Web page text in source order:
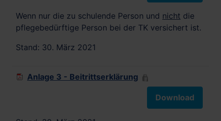
Wenn nur die zu schulende Person und nicht die
pflegebedürftige Person bei der TK versichert ist.
Stand: 30. März 2021
Anlage 3 - Beitrittserklärung
Download